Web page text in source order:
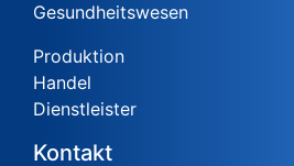
Gesundheitswesen
Produktion
Handel
Dienstleister
Kontakt